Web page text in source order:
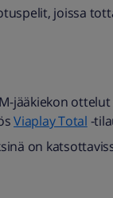
joissa
jääkiekon
Viaplay Total -
on